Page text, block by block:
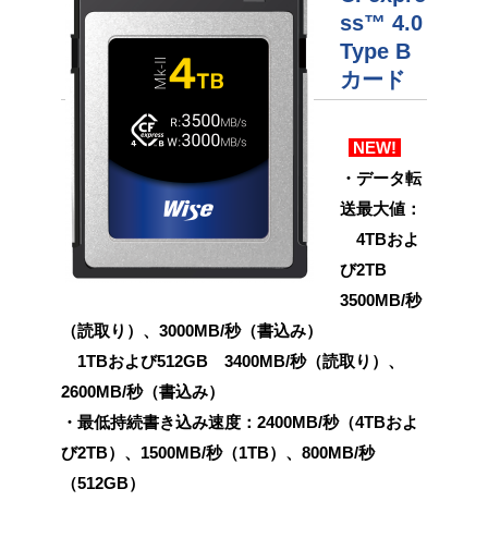
ss™ 4.0
Type B
カード
NEW!
・データ転
送最大値：
4TBおよ
び2TB
3500MB/秒
（読取り）、3000MB/秒（書込み）
1TBおよび512GB 3400MB/秒（読取り）、
2600MB/秒（書込み）
・最低持続書き込み速度：2400MB/秒（4TBおよ
び2TB）、1500MB/秒（1TB）、800MB/秒
（512GB）